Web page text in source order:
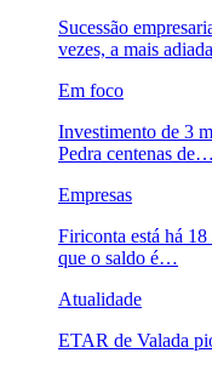
Sucessão
vezes, a mais adiada
Em foco
Investimento de 3
Pedra centenas de…
Empresas
Firiconta está há
que o saldo é…
Atualidade
ETAR de Valada